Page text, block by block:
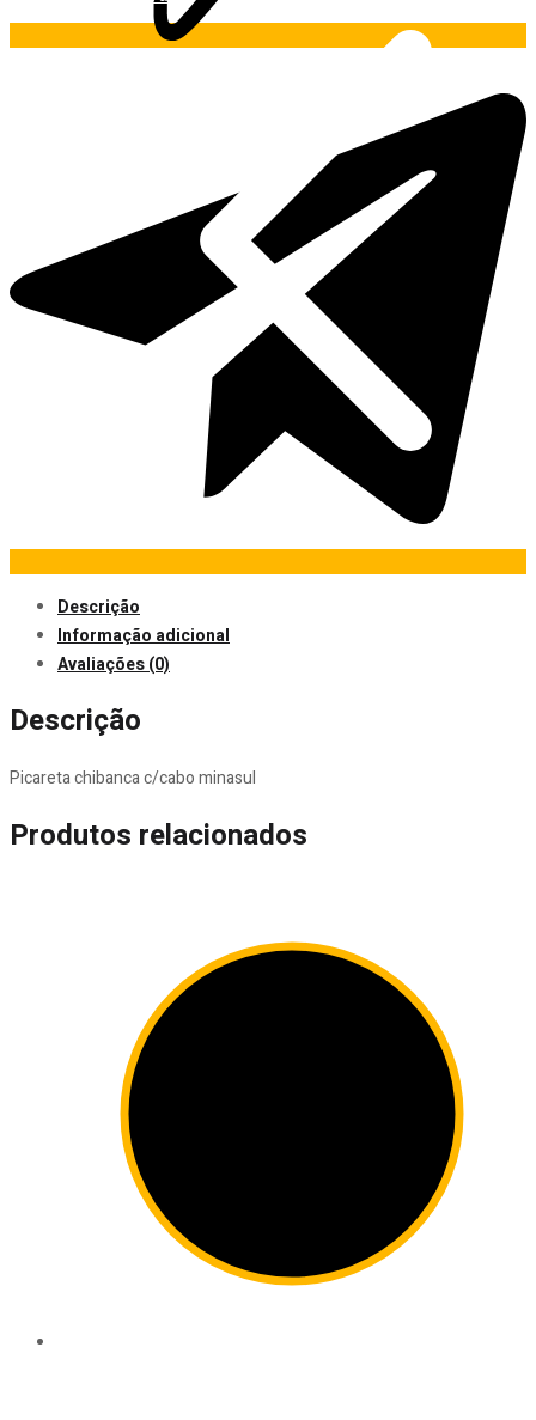
Descrição
Informação adicional
Avaliações (0)
Descrição
Picareta chibanca c/cabo minasul
Produtos relacionados